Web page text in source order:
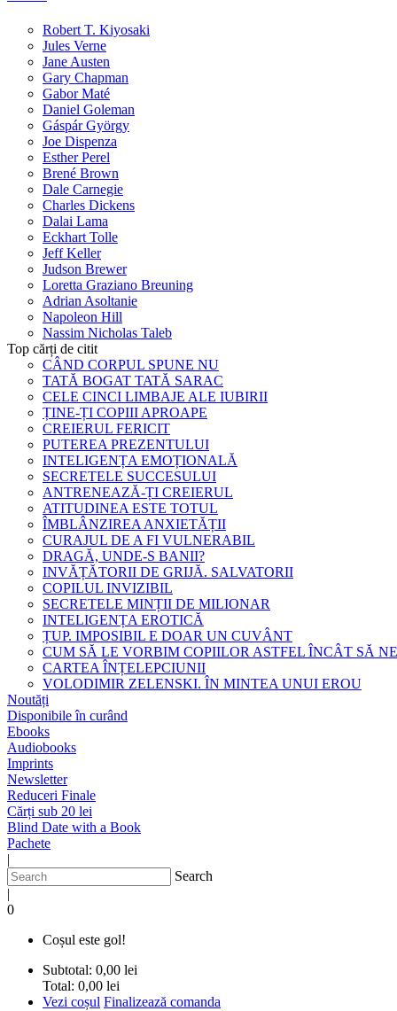
Robert T. Kiyosaki
Jules Verne
Jane Austen
Gary Chapman
Gabor Maté
Daniel Goleman
Gáspár György
Joe Dispenza
Esther Perel
Brené Brown
Dale Carnegie
Charles Dickens
Dalai Lama
Eckhart Tolle
Jeff Keller
Judson Brewer
Loretta Graziano Breuning
Adrian Asoltanie
Napoleon Hill
Nassim Nicholas Taleb
Top cărți de citit
CÂND CORPUL SPUNE NU
TATĂ BOGAT TATĂ SARAC
CELE CINCI LIMBAJE ALE IUBIRII
ȚINE-ȚI COPIII APROAPE
CREIERUL FERICIT
PUTEREA PREZENTULUI
INTELIGENȚA EMOȚIONALĂ
SECRETELE SUCCESULUI
ANTRENEAZĂ-ȚI CREIERUL
ATITUDINEA ESTE TOTUL
ÎMBLÂNZIREA ANXIETĂȚII
CURAJUL DE A FI VULNERABIL
DRAGĂ, UNDE-S BANII?
INVĂȚĂTORII DE GRIJĂ. SALVATORII
COPILUL INVIZIBIL
SECRETELE MINȚII DE MILIONAR
INTELIGENȚA EROTICĂ
ȚUP. IMPOSIBIL E DOAR UN CUVÂNT
CUM SĂ LE VORBIM COPIILOR ASTFEL ÎNCÂT SĂ
CARTEA ÎNȚELEPCIUNII
VOLODIMIR ZELENSKI. ÎN MINTEA UNUI EROU
Noutăți
Disponibile în curând
Ebooks
Audiobooks
Imprints
Newsletter
Reduceri Finale
Cărți sub 20 lei
Blind Date with a Book
Pachete
|
Search
|
0
Coșul este gol!
Subtotal: 0,00 lei
Total: 0,00 lei
Vezi coșul Finalizează comanda